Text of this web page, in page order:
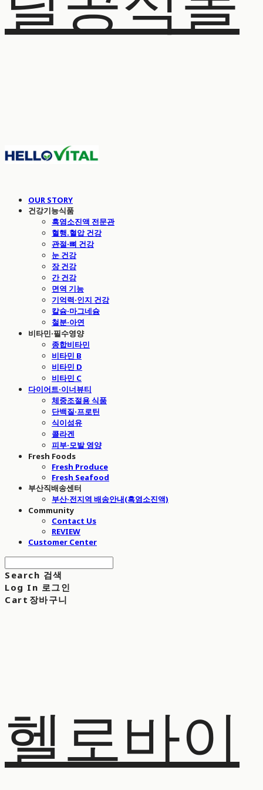
OUR STORY
건강기능식품
흑염소진액 전문관
혈행.혈압 건강
관절·뼈 건강
눈 건강
장 건강
간 건강
면역 기능
기억력·인지 건강
칼슘·마그네슘
철분·아연
비타민·필수영양
종합비타민
비타민 B
비타민 D
비타민 C
다이어트·이너뷰티
체중조절용 식품
단백질·프로틴
식이섬유
콜라겐
피부·모발 영양
Fresh Foods
Fresh Produce
Fresh Seafood
부산직배송센터
부산·전지역 배송안내(흑염소진액)
Community
Contact Us
REVIEW
Customer Center
Search 검색
Log In 로그인
Cart 장바구니
헬로바이